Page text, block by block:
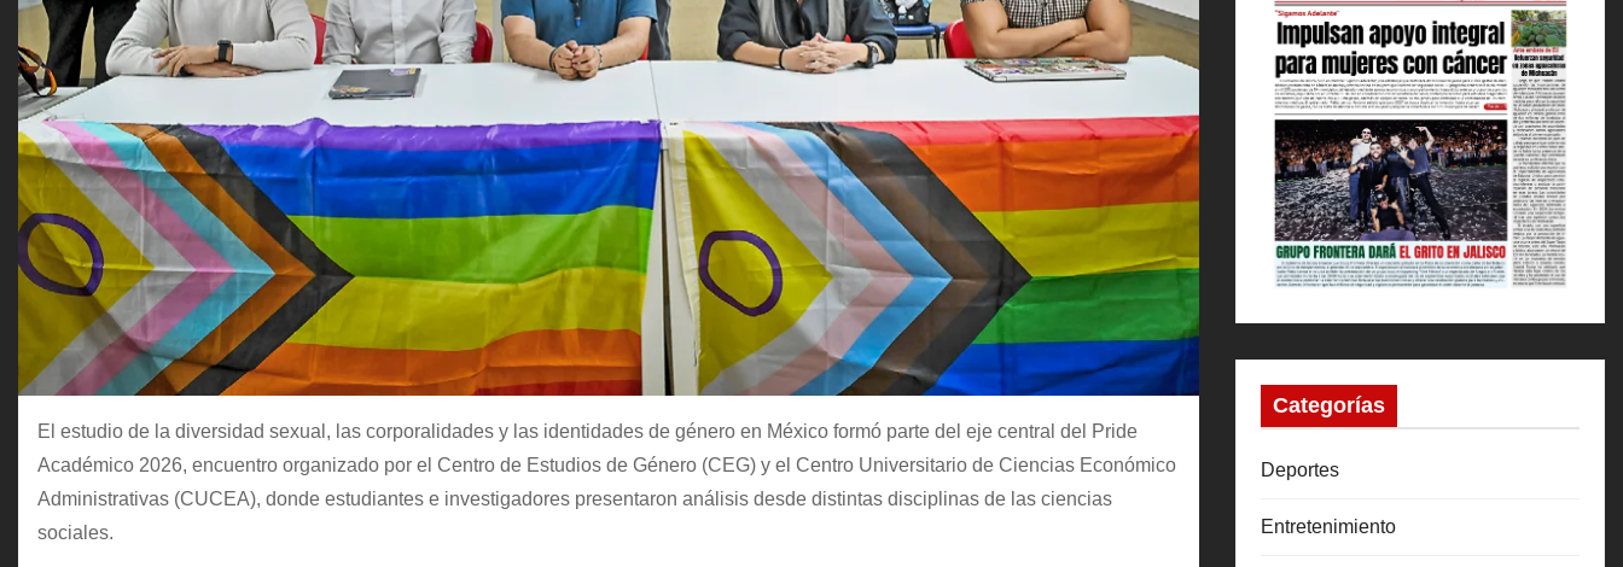
El estudio de la diversidad sexual, las corporalidades y las identidades de género en México formó parte del eje central del Pride
Académico 2026, encuentro organizado por el Centro de Estudios de Género (CEG) y el Centro Universitario de Ciencias Económico
Administrativas (CUCEA), donde estudiantes e investigadores presentaron análisis desde distintas disciplinas de las ciencias
sociales.
Categorías
Deportes
Entretenimiento